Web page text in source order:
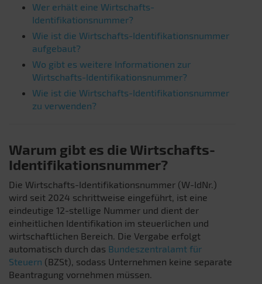
Wer erhält eine Wirtschafts-
Identifikationsnummer?
Wie ist die Wirtschafts-Identifikationsnummer
aufgebaut?
Wo gibt es weitere Informationen zur
Wirtschafts-Identifikationsnummer?
Wie ist die Wirtschafts-Identifikationsnummer
zu verwenden?
Warum gibt es die Wirtschafts-
Identifikationsnummer?
Die Wirtschafts-Identifikationsnummer (W-IdNr.)
wird seit 2024 schrittweise eingeführt, ist eine
eindeutige 12-stellige Nummer und dient der
einheitlichen Identifikation im steuerlichen und
wirtschaftlichen Bereich. Die Vergabe erfolgt
automatisch durch das Bundeszentralamt für
Steuern (BZSt), sodass Unternehmen keine separate
Beantragung vornehmen müssen.